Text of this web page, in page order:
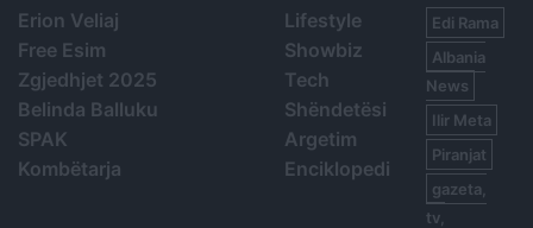
Erion Veliaj
Free Esim
Zgjedhjet 2025
Belinda Balluku
SPAK
Kombëtarja
Lifestyle
Showbiz
Tech
Shëndetësi
Argetim
Enciklopedi
Edi Rama
Albania
News
Ilir Meta
Piranjat
gazeta,
tv,